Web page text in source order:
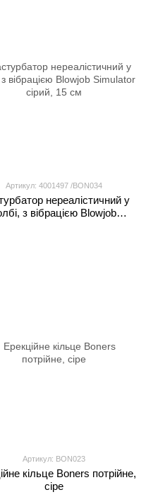
Артикул: 4001497 /BON034
нереалістичний у
з вібрацією Blowjob
Артикул: BON023
кільце Boners потрійне,
сіре